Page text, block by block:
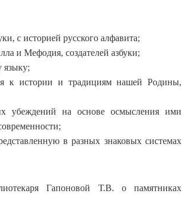
с историей русского алфавита;
и Мефодия, создателей азбуки;
языку;
к истории и традициям нашей Родины,
убеждений на основе осмысления ими
в разных знаковых системах
Гапоновой Т.В. о памятниках